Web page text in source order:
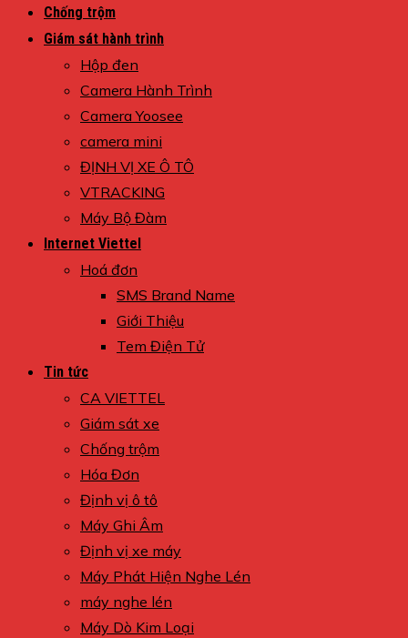
Chống trộm
Giám sát hành trình
Hộp đen
Camera Hành Trình
Camera Yoosee
camera mini
ĐỊNH VỊ XE Ô TÔ
VTRACKING
Máy Bộ Đàm
Internet Viettel
Hoá đơn
SMS Brand Name
Giới Thiệu
Tem Điện Tử
Tin tức
CA VIETTEL
Giám sát xe
Chống trộm
Hóa Đơn
Định vị ô tô
Máy Ghi Âm
Định vị xe máy
Máy Phát Hiện Nghe Lén
máy nghe lén
Máy Dò Kim Loại